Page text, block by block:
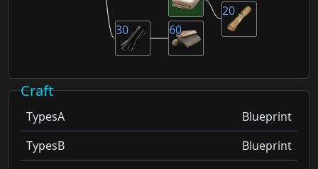
60
30
20
Craft
TypesA
Blueprint
TypesB
Blueprint